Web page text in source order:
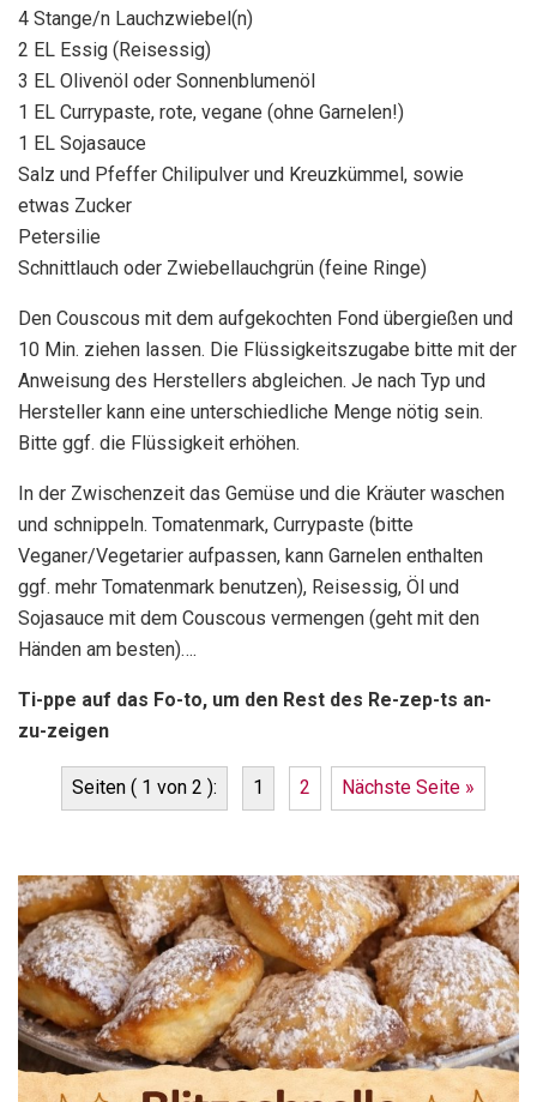
4 Stange/n Lauchzwiebel(n)
2 EL Essig (Reisessig)
3 EL Olivenöl oder Sonnenblumenöl
1 EL Currypaste, rote, vegane (ohne Garnelen!)
1 EL Sojasauce
Salz und Pfeffer Chilipulver und Kreuzkümmel, sowie
etwas Zucker
Petersilie
Schnittlauch oder Zwiebellauchgrün (feine Ringe)
Den Couscous mit dem aufgekochten Fond übergießen und
10 Min. ziehen lassen. Die Flüssigkeitszugabe bitte mit der
Anweisung des Herstellers abgleichen. Je nach Typ und
Hersteller kann eine unterschiedliche Menge nötig sein.
Bitte ggf. die Flüssigkeit erhöhen.
In der Zwischenzeit das Gemüse und die Kräuter waschen
und schnippeln. Tomatenmark, Currypaste (bitte
Veganer/Vegetarier aufpassen, kann Garnelen enthalten
ggf. mehr Tomatenmark benutzen), Reisessig, Öl und
Sojasauce mit dem Couscous vermengen (geht mit den
Händen am besten)….
Ti-ppe auf das Fo-to, um den Rest des Re-zep-ts an-
zu-zeigen
Seiten ( 1 von 2 ): 1 2 Nächste Seite »